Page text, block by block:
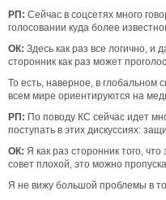
РП: Сейчас в соцсетях много
голосовании куда более
ОК: Здесь как раз все логично,
сторонник как раз может
То есть, наверное, в
всем мире ориентируются на
РП: По поводу КС сейчас идет
поступать в этих дискуссиях:
ОК: Я как раз сторонник того,
совет плохой, это можно
Я не вижу большой проблемы в